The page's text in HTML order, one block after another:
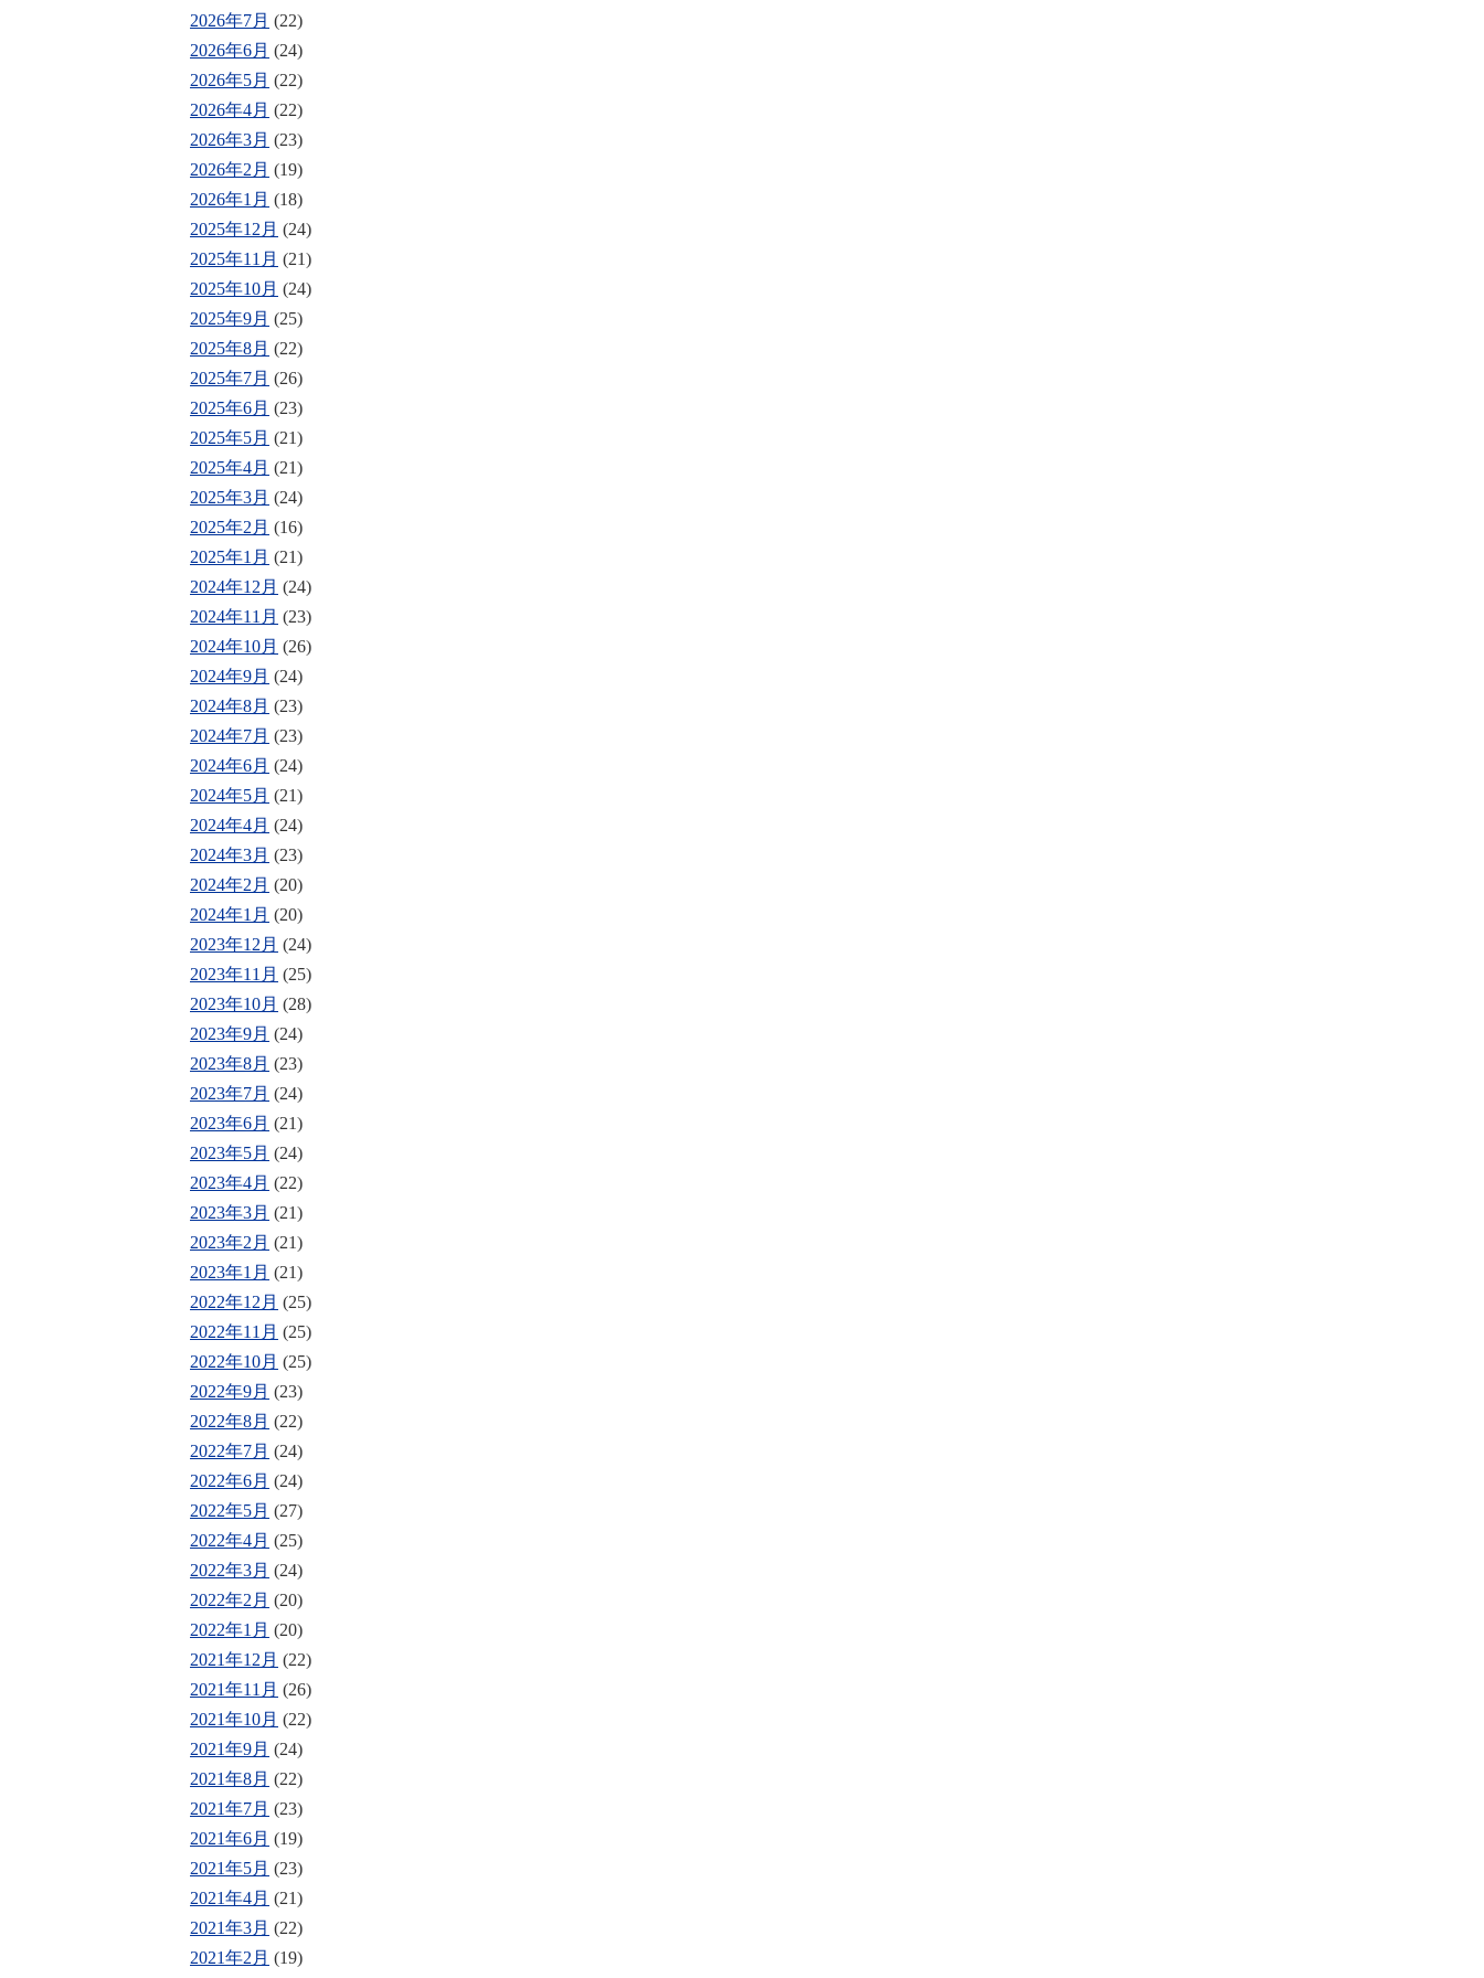
2026年7月 (22)
2026年6月 (24)
2026年5月 (22)
2026年4月 (22)
2026年3月 (23)
2026年2月 (19)
2026年1月 (18)
2025年12月 (24)
2025年11月 (21)
2025年10月 (24)
2025年9月 (25)
2025年8月 (22)
2025年7月 (26)
2025年6月 (23)
2025年5月 (21)
2025年4月 (21)
2025年3月 (24)
2025年2月 (16)
2025年1月 (21)
2024年12月 (24)
2024年11月 (23)
2024年10月 (26)
2024年9月 (24)
2024年8月 (23)
2024年7月 (23)
2024年6月 (24)
2024年5月 (21)
2024年4月 (24)
2024年3月 (23)
2024年2月 (20)
2024年1月 (20)
2023年12月 (24)
2023年11月 (25)
2023年10月 (28)
2023年9月 (24)
2023年8月 (23)
2023年7月 (24)
2023年6月 (21)
2023年5月 (24)
2023年4月 (22)
2023年3月 (21)
2023年2月 (21)
2023年1月 (21)
2022年12月 (25)
2022年11月 (25)
2022年10月 (25)
2022年9月 (23)
2022年8月 (22)
2022年7月 (24)
2022年6月 (24)
2022年5月 (27)
2022年4月 (25)
2022年3月 (24)
2022年2月 (20)
2022年1月 (20)
2021年12月 (22)
2021年11月 (26)
2021年10月 (22)
2021年9月 (24)
2021年8月 (22)
2021年7月 (23)
2021年6月 (19)
2021年5月 (23)
2021年4月 (21)
2021年3月 (22)
2021年2月 (19)